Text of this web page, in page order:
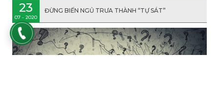
23
07 - 2020
ĐỪNG BIẾN NGỦ TRƯA THÀNH “TỰ SÁT”